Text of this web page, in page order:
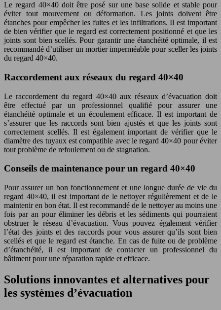
Le regard 40×40 doit être posé sur une base solide et stable pour
éviter tout mouvement ou déformation. Les joints doivent être
étanches pour empêcher les fuites et les infiltrations. Il est important
de bien vérifier que le regard est correctement positionné et que les
joints sont bien scellés. Pour garantir une étanchéité optimale, il est
recommandé d’utiliser un mortier imperméable pour sceller les joints
du regard 40×40.
Raccordement aux réseaux du regard 40×40
Le raccordement du regard 40×40 aux réseaux d’évacuation doit
être effectué par un professionnel qualifié pour assurer une
étanchéité optimale et un écoulement efficace. Il est important de
s’assurer que les raccords sont bien ajustés et que les joints sont
correctement scellés. Il est également important de vérifier que le
diamètre des tuyaux est compatible avec le regard 40×40 pour éviter
tout problème de refoulement ou de stagnation.
Conseils de maintenance pour un regard 40×40
Pour assurer un bon fonctionnement et une longue durée de vie du
regard 40×40, il est important de le nettoyer régulièrement et de le
maintenir en bon état. Il est recommandé de le nettoyer au moins une
fois par an pour éliminer les débris et les sédiments qui pourraient
obstruer le réseau d’évacuation. Vous pouvez également vérifier
l’état des joints et des raccords pour vous assurer qu’ils sont bien
scellés et que le regard est étanche. En cas de fuite ou de problème
d’étanchéité, il est important de contacter un professionnel du
bâtiment pour une réparation rapide et efficace.
Solutions innovantes et alternatives pour
les systèmes d’évacuation